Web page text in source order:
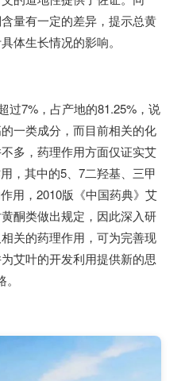
量有一定的差异，提示总黄
体生长情况的影响。
过7%，占产地的81.25%，说
一类成分，而目前相关的化
多，药理作用方面仅证实艾
，其中的5、7二羟基、三甲
用，2010版《中国药典》艾
酮类做出规定，因此深入研
关的药理作用，可为完善现
艾叶的开发利用提供新的思
。